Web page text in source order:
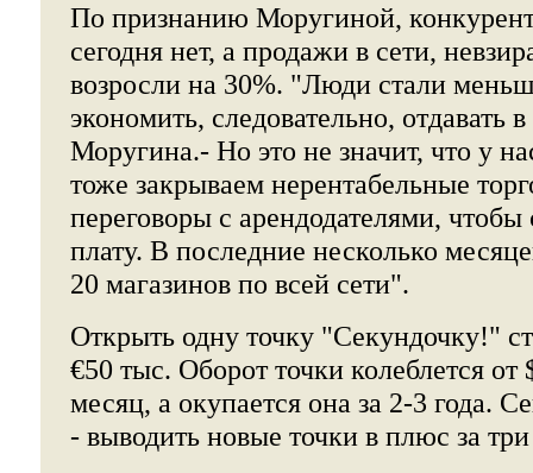
По признанию Моругиной,
сегодня нет, а продажи в сети,
возросли на 30%. "Люди стали
экономить, следовательно, отдавать
Моругина.- Но это не значит, что у
тоже закрываем нерентабельные
переговоры с арендодателями,
плату. В последние несколько
20 магазинов по всей сети".
Открыть одну точку "Секундочку!"
€50 тыс. Оборот точки колеблется
месяц, а окупается она за 2-3 года.
- выводить новые точки в плюс за